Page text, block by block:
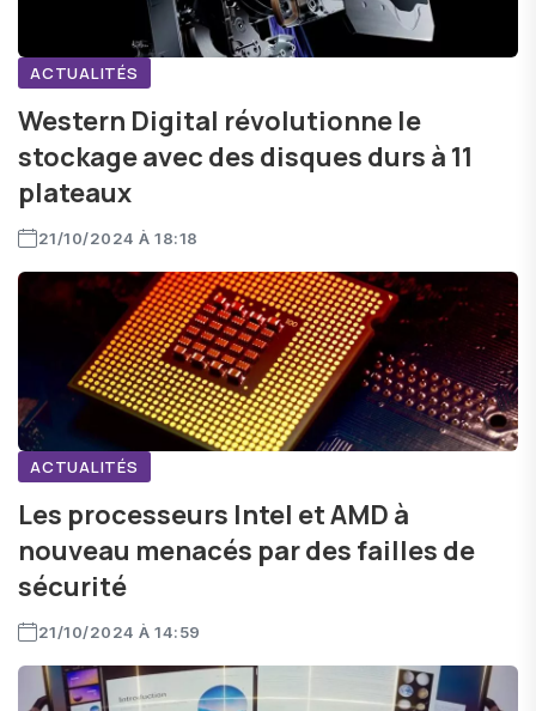
ACTUALITÉS
Western Digital révolutionne le
stockage avec des disques durs à 11
plateaux
21/10/2024 À 18:18
ACTUALITÉS
Les processeurs Intel et AMD à
nouveau menacés par des failles de
sécurité
21/10/2024 À 14:59